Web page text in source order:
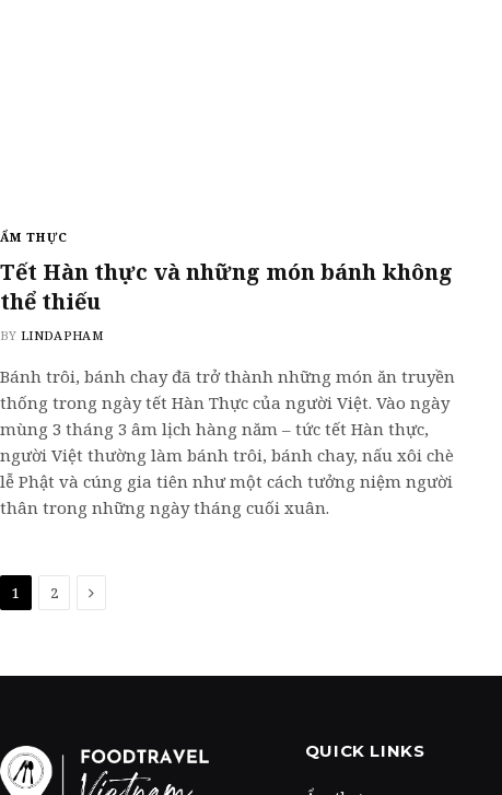
ẨM THỰC
Tết Hàn thực và những món bánh không
thể thiếu
BY LINDAPHAM
Bánh trôi, bánh chay đã trở thành những món ăn truyền
thống trong ngày tết Hàn Thực của người Việt. Vào ngày
mùng 3 tháng 3 âm lịch hàng năm – tức tết Hàn thực,
người Việt thường làm bánh trôi, bánh chay, nấu xôi chè
lễ Phật và cúng gia tiên như một cách tưởng niệm người
thân trong những ngày tháng cuối xuân.
1 2 Next
QUICK LINKS